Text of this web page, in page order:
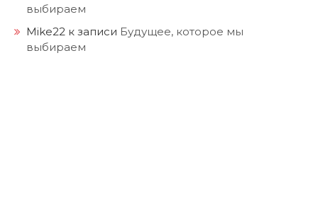
выбираем
Mike22 к записи Будущее, которое мы
выбираем